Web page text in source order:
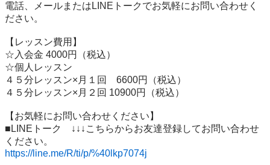
電話、メールまたはLINEトークでお気軽にお問い合わせく
ださい。
【レッスン費用】
☆入会金 4000円（税込）
☆個人レッスン
４５分レッスン×月１回　6600円（税込）
４５分レッスン×月２回 10900円（税込）
【お気軽にお問い合わせください】
■LINEトーク　↓↓↓こちらからお友達登録してお問い合わせ
https://line.me/R/ti/p/%40lkp7074j